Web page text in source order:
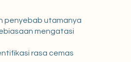
penyebab utamanya
mengatasi
rasa cemas